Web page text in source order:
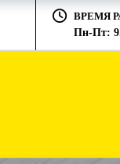
ВРЕМЯ
Пн-Пт: